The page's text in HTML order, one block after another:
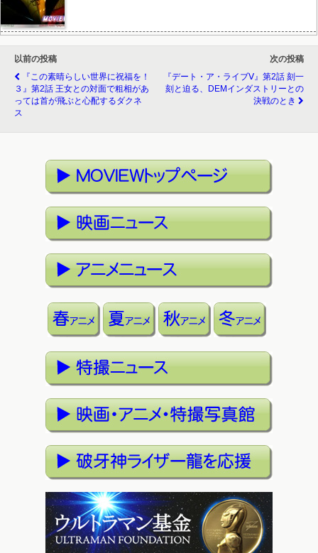
以前の投稿
『この素晴らしい世界に祝福を！
３』第2話 王女との対面で粗相があ
っては首が飛ぶと心配するダクネ
ス
次の投稿
『デート・ア・ライブⅤ』第2話 刻一
刻と迫る、DEMインダストリーとの
決戦のとき